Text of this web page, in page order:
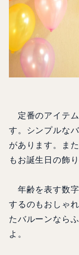
定番のアイテ
す。シンプルな
があります。ま
もお誕生日の飾
年齢を表す数
するのもおしゃ
たバルーンなら
よ。